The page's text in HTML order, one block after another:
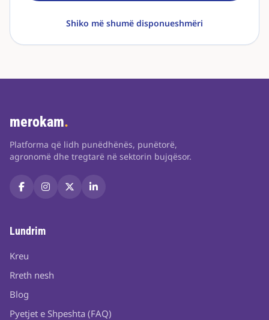
Shiko më shumë disponueshmëri
merokam.
Platforma që lidh punëdhënës, punëtorë,
agronomë dhe tregtarë në sektorin bujqësor.
Lundrim
Kreu
Rreth nesh
Blog
Pyetjet e Shpeshta (FAQ)